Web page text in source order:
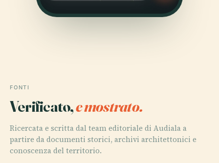
FONTI
Verificato,e mostrato.
Ricercata e scritta dal team editoriale di Audiala a
partire da documenti storici, archivi architettonici e
conoscenza del territorio.